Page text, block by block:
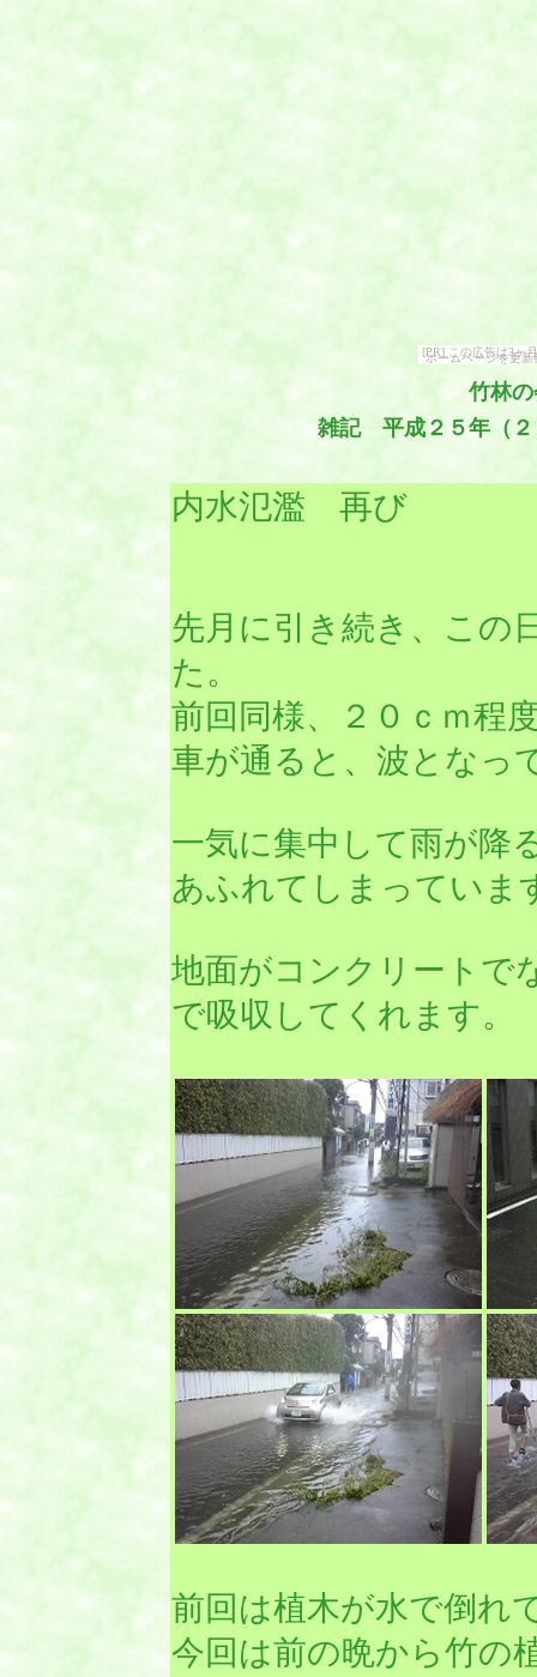
[PR] この広告は3ヶ
ホームページを更
竹林
雑記 平成２５年（
内水氾濫 再び
先月に引き続き、この
た。
前回同様、２０ｃｍ程
車が通ると、波となっ
一気に集中して雨が降
あふれてしまっていま
地面がコンクリートで
で吸収してくれます。
前回は植木が水で倒れ
今回は前の晩から竹の